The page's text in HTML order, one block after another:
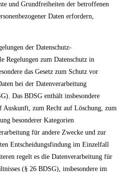
und Grundfreiheiten der betroffenen
Daten erfordern,
der Datenschutz-
Regelungen zum Datenschutz in
das Gesetz zum Schutz vor
bei der Datenverarbeitung
Das BDSG enthält insbesondere
Auskunft, zum Recht auf Löschung, zum
besonderer Kategorien
für andere Zwecke und zur
Entscheidungsfindung im Einzelfall
regelt es die Datenverarbeitung für
(§ 26 BDSG), insbesondere im